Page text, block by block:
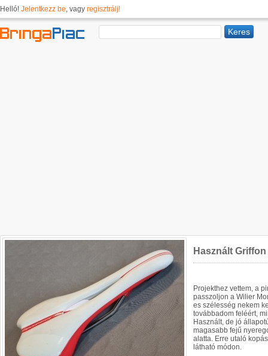
Helló! Jelentkezz be, vagy regisztrálj!
Használt
Projekthez vettem, a
passzoljon a Wilier
es szélesség nekem
továbbadom feléért,
Használt, de jó
magasabb fejű
alatta. Erre utaló
látható módon.